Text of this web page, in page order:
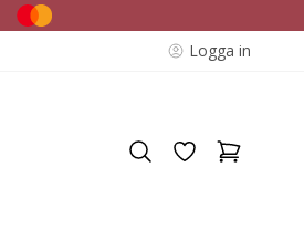
Logga in